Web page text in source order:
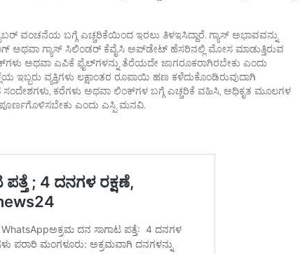
ವಂಚನೆಯ ಬಗ್ಗೆ ಎಚ್ಚರಿಕೆಯಿಂದ ಇರಲು ತಿಳಇಸಿದ್ದಾರೆ. ಗ್ಯಾಸ್ ಅಭಾವವನ್ನು
ಅಥವಾ ಗ್ಯಾಸ್ ಸಿಲಿಂಡರ್ ಕೆವೈಸಿ ಅಪ್‌ಡೇಟ್ ಹೆಸರಿನಲ್ಲಿ ಮೋಸ ಮಾಡುತ್ತಿರುವ
ಅಥವಾ ಎಪಿಕೆ ಫೈಲ್‌ಗಳನ್ನು ತೆರೆಯದೇ ಜಾಗರೂಕರಾಗಿರಬೇಕು ಎಂದು
ವ್ಯಕ್ತಿಗಳು ಲಕ್ಷಾಂತರ ರೂಪಾಯಿ ಹಣ ಕಳೆದುಕೊಂಡಿರುವುದಾಗಿ
ಕರೆಗಳು ಅಥವಾ ಲಿಂಕ್‌ಗಳ ಬಗ್ಗೆ ಎಚ್ಚರಿಕೆ ವಹಿಸಿ, ಅಧಿಕೃತ ಮೂಲಗಳ
ಪೂರ್ಣಗೊಳಿಸಬೇಕು ಎಂದು ಎಸ್ಪಿ ಮನವಿ.